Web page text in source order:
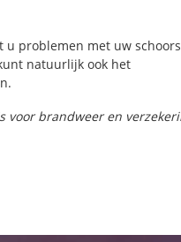
problemen met uw
natuurlijk ook het
voor brandweer en